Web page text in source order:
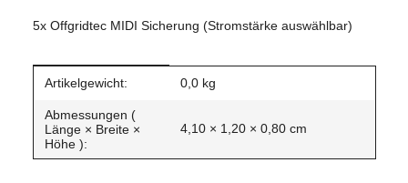
5x Offgridtec MIDI Sicherung (Stromstärke auswählbar)
Produkteigenschaft
Wert
Artikelgewicht: 0,0 kg
Abmessungen (
Länge × Breite ×
Höhe ):
4,10 × 1,20 × 0,80 cm